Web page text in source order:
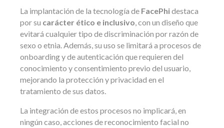
La implantación de la tecnología de FacePhidestaca
por su carácter ético e inclusivo, con un diseño que
evitará cualquier tipo de discriminación por razón de
sexo o etnia. Además, su uso se limitará a procesos de
onboarding y de autenticación que requieren del
conocimiento y consentimiento previo del usuario,
mejorando la protección y privacidad en el
tratamiento de sus datos.
La integración de estos procesos no implicará, en
ningún caso, acciones de reconocimiento facial no